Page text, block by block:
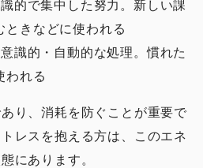
的で集中した努力。新しい課
ときなどに使われる
識的・自動的な処理。慣れた
われる
り、消耗を防ぐことが重要で
レスを抱える方は、このエネ
にあります。